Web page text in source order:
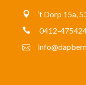
 ‘t Dorp 15a,
 0412-
